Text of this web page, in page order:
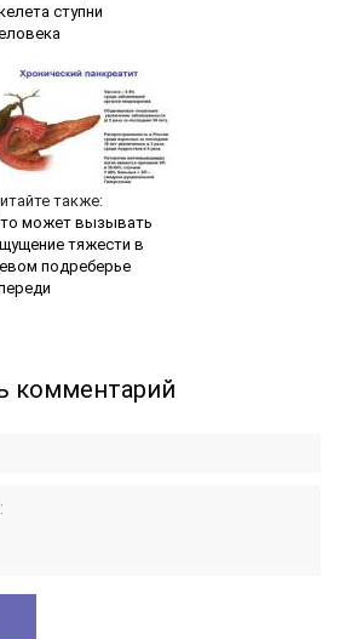
ступни
также:
может вызывать
тяжести в
подреберье
комментарий